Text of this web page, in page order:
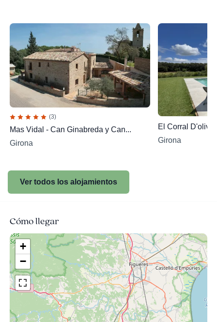
(3)
Mas Vidal - Can Ginabreda y Can...
Girona
El Corral
Girona
Ver todos los alojamientos
Cómo llegar
+
−